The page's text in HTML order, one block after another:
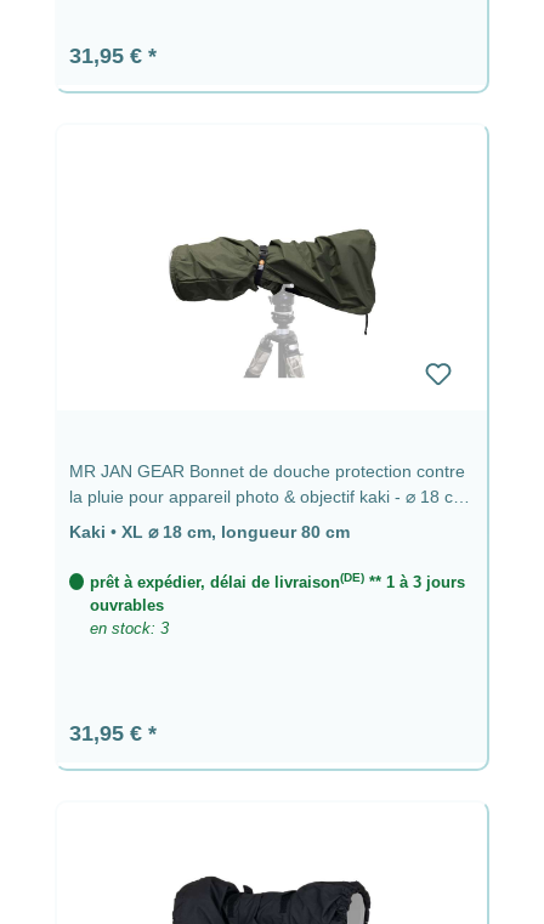
Prix régulier :
31,95 €
MR JAN GEAR Bonnet de douche protection contre
la pluie pour appareil photo & objectif kaki - ⌀ 18 cm,
longueur 80 cm
Kaki • XL ⌀ 18 cm, longueur 80 cm
prêt à expédier, délai de livraison(DE)** 1 à 3 jours
ouvrables
en stock: 3
Prix régulier :
31,95 €